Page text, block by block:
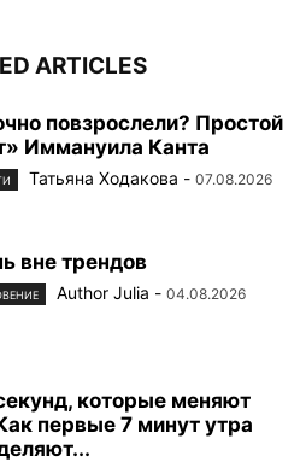
ARTICLES
повзрослели? Простой
Иммануила Канта
Татьяна Ходакова - 07.08.2026
вне трендов
Author Julia - 04.08.2026
которые меняют
первые 7 минут утра